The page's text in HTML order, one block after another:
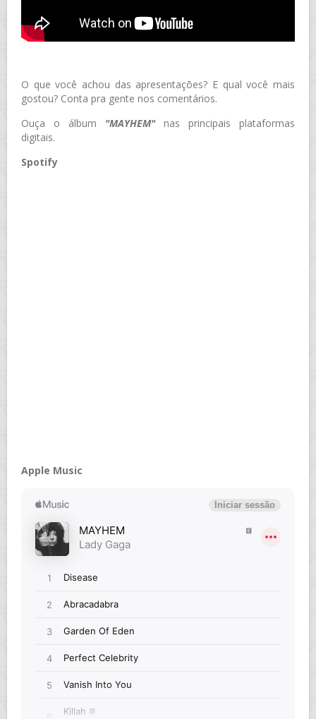
O que você achou das apresentações? E qual você mais
gostou? Conta pra gente nos comentários.
Ouça o álbum "MAYHEM"nas principais plataformas
digitais.
Spotify
Apple Music